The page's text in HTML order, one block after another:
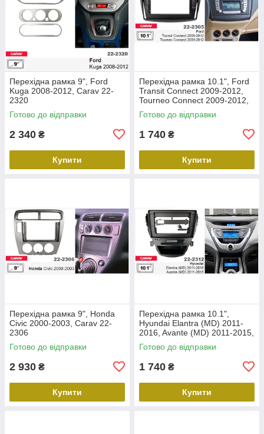
Перехідна рамка 9", Ford
Kuga 2008-2012, Carav 22-
2320
Готово до відправки
2 340 ₴
Купити
Перехідна рамка 10.1", Ford
Transit Connect 2009-2012,
Tourneo Connect 2009-2012,
Carav 22-2305
Готово до відправки
1 740 ₴
Купити
Перехідна рамка 9", Honda
Civic 2000-2003, Carav 22-
2306
Готово до відправки
2 930 ₴
Купити
Перехідна рамка 10.1",
Hyundai Elantra (MD) 2011-
2016, Avante (MD) 2011-2015,
Carav 22-2312
Готово до відправки
1 740 ₴
Купити